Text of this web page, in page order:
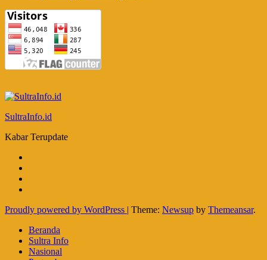
SultraInfo.id
Kabar Terupdate
Proudly powered by WordPress | Theme: Newsup by Themeansar.
Beranda
Sultra Info
Nasional